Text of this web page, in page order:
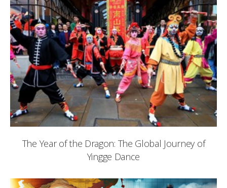
The Year of the Dragon: The Global Journey of
Yingge Dance